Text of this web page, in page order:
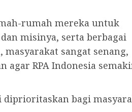
rumah mereka untuk
misinya, serta berbagai
sangat senang,
agar RPA Indonesia
bagi